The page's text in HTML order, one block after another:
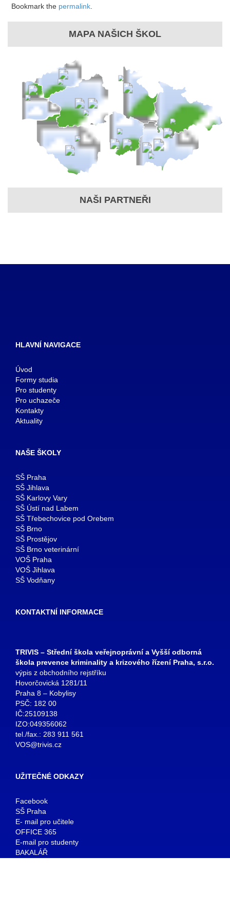
Bookmark the permalink
MAPA NAŠICH ŠKOL
NAŠI PARTNEŘI
HLAVNÍ NAVIGACE
Úvod
Formy studia
Pro studenty
Pro uchazeče
Kontakty
Aktuality
NAŠE ŠKOLY
SŠ Praha
SŠ Jihlava
SŠ Karlovy Vary
SŠ Ústí nad Labem
SŠ Třebechovice pod Orebem
SŠ Brno
SŠ Prostějov
SŠ Brno veterinární
VOŠ Praha
VOŠ Jihlava
SŠ Vodňany
KONTAKTNÍ INFORMACE
TRIVIS – Střední škola veřejnoprávní a Vyšší odborná
škola prevence kriminality a krizového řízení Praha, s.r.o.
výpis z obchodního rejstříku
Hovorčovická 1281/11
Praha 8 – Kobylisy
PSČ: 182 00
IČ:25109138
IZO:049356062
tel./fax.: 283 911 561
VOS@trivis.cz
UŽITEČNÉ ODKAZY
Facebook
SŠ Praha
E- mail pro učitele
OFFICE 365
E-mail pro studenty
BAKALÁŘ